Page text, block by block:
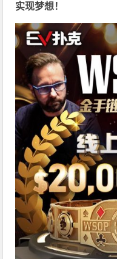
实现梦想！